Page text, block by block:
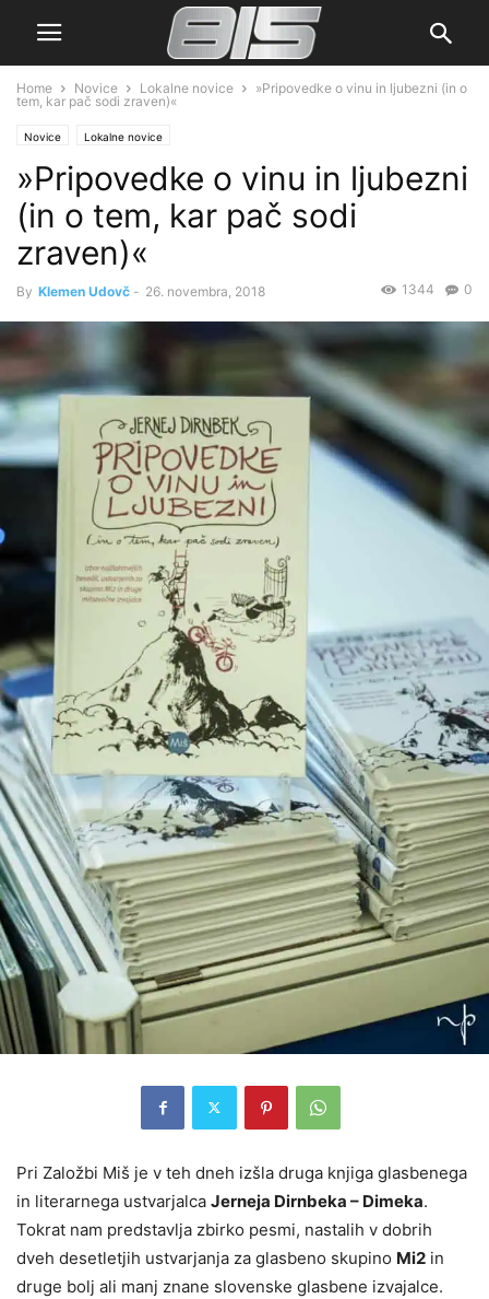
Home Novice Lokalne novice
»Pripovedke o vinu in ljubezni (in o
tem, kar pač sodi zraven)«
Novice Lokalne novice
»Pripovedke o vinu in ljubezni
(in o tem, kar pač sodi
zraven)«
By Klemen Udovč - 26. novembra, 2018 0
1344
Pri Založbi Miš je v teh dneh izšla druga knjiga glasbenega
in literarnega ustvarjalca Jerneja Dirnbeka – Dimeka.
Tokrat nam predstavlja zbirko pesmi, nastalih v dobrih
dveh desetletjih ustvarjanja za glasbeno skupino Mi2 in
druge bolj ali manj znane slovenske glasbene izvajalce.